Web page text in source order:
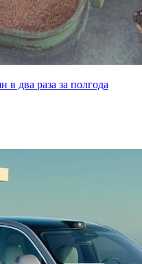
в два раза за полгода